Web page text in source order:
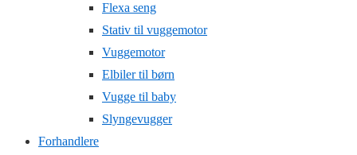
Flexa seng
Stativ til vuggemotor
Vuggemotor
Elbiler til børn
Vugge til baby
Slyngevugger
Forhandlere